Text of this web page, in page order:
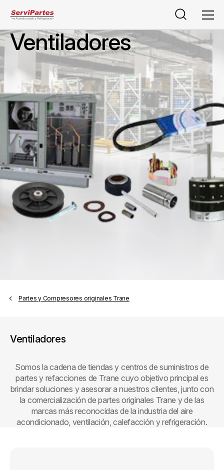
Buscar
Ventiladores
Partes y Compresores originales Trane
Ventiladores
Somos la cadena de tiendas y centros de suministros de
partes y refacciones de Trane cuyo objetivo principal es
brindar soluciones y asesorar a nuestros clientes, junto con
la comercialización de partes originales Trane y de las
marcas más reconocidas de la industria del aire
acondicionado, ventilación, calefacción y refrigeración.